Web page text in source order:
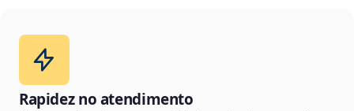
Rapidez no atendimento